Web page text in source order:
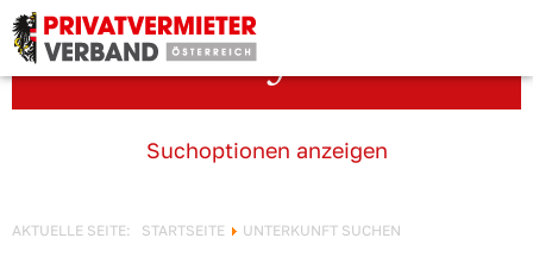
Unterkunft suchen
Suchoptionen anzeigen
AKTUELLE SEITE: STARTSEITE UNTERKUNFT SUCHEN